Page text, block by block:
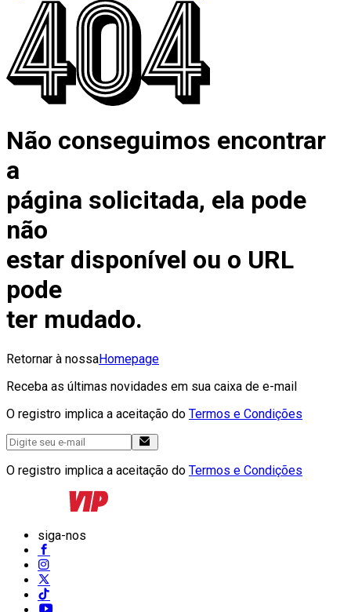
Não conseguimos encontrar
a
página solicitada, ela pode
não
estar disponível ou o URL
pode
ter mudado.
Retornar à nossaHomepage
Receba as últimas novidades em sua caixa de e-mail
O registro implica a aceitação do Termos e Condições
O registro implica a aceitação do Termos e Condições
siga-nos